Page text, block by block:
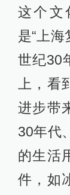
这个文
是“上海
世纪30
上，
进步带
30年代
的生活
件，如